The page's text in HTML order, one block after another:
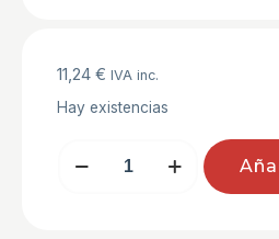
11,24 € IVA inc.
Hay existencias
BARRA